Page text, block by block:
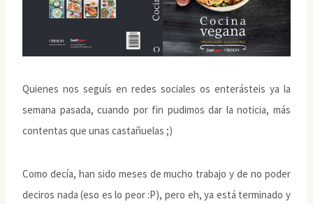
Quienes nos seguís en redes sociales os enterásteis ya la
semana pasada, cuando por fin pudimos dar la noticia, más
contentas que unas castañuelas ;)
Como decía, han sido meses de mucho trabajo y de no poder
deciros nada (eso es lo peor :P), pero eh, ya está terminado y